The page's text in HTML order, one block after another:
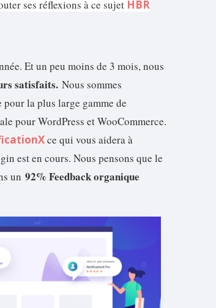
ses réflexions à ce sujet HBR
Et un peu moins de 3 mois, nous
satisfaits. Nous sommes
la plus large gamme de
pour WordPress et WooCommerce.
ce qui vous aidera à
est en cours. Nous pensons que le
un 92% Feedback organique